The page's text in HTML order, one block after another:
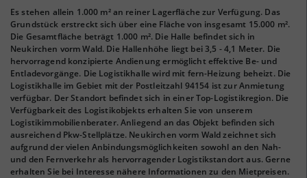
Es stehen allein 1.000 m² an reiner Lagerfläche zur Verfügung. Das
Grundstück erstreckt sich über eine Fläche von insgesamt 15.000 m².
Die Gesamtfläche beträgt 1.000 m². Die Halle befindet sich in
Neukirchen vorm Wald. Die Hallenhöhe liegt bei 3,5 - 4,1 Meter. Die
hervorragend konzipierte Andienung ermöglicht effektive Be- und
Entladevorgänge. Die Logistikhalle wird mit fern-Heizung beheizt. Die
Logistikhalle im Gebiet mit der Postleitzahl 94154 ist zur Anmietung
verfügbar. Der Standort befindet sich in einer Top-Logistikregion. Die
Verfügbarkeit des Logistikobjekts erhalten Sie von unserem
Logistikimmobilienberater. Anliegend an das Objekt befinden sich
ausreichend Pkw-Stellplätze. Neukirchen vorm Wald zeichnet sich
aufgrund der vielen Anbindungsmöglichkeiten sowohl an den Nah-
und den Fernverkehr als hervorragender Logistikstandort aus. Gerne
erhalten Sie bei Interesse nähere Informationen zu den Mietpreisen.